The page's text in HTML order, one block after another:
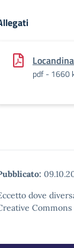
pdf - 1660
dove